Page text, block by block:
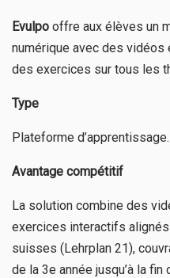
Evulpo offre aux élèves un
numérique avec des
des exercices sur tous les
Type
Plateforme d’apprentissage.
Avantage compétitif
La solution combine des
exercices interactifs
suisses (Lehrplan 21),
de la 3e année jusqu’à la